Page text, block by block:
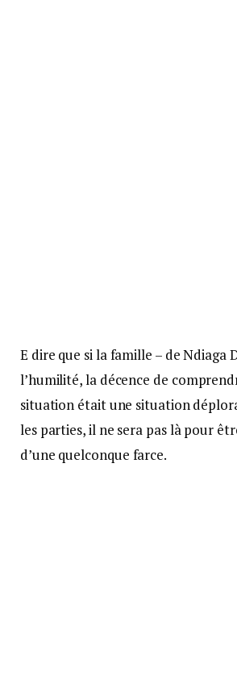
E dire que si la famille – de Ndiaga
l’humilité, la décence de
situation était une situation
les parties, il ne sera pas là pour
d’une quelconque farce.